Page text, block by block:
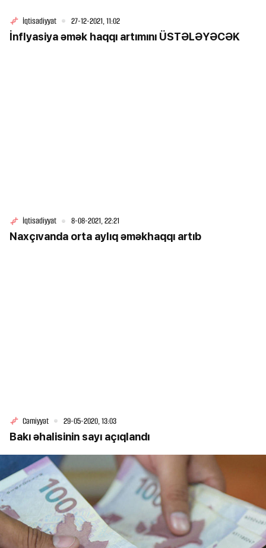
İqtisadiyyat 27-12-2021, 11:02
İnflyasiya əmək haqqı artımını ÜSTƏLƏYƏCƏK
İqtisadiyyat 8-08-2021, 22:21
Naxçıvanda orta aylıq əməkhaqqı artıb
Cəmiyyət 29-05-2020, 13:03
Bakı əhalisinin sayı açıqlandı